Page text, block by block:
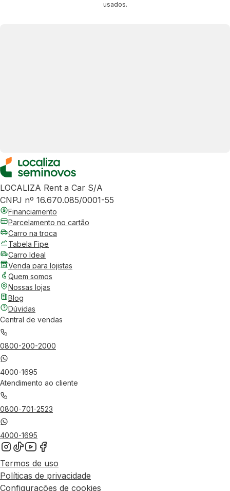
usados.
LOCALIZA Rent a Car S/A
CNPJ nº 16.670.085/0001-55
Financiamento
Parcelamento no cartão
Carro na troca
Tabela Fipe
Carro Ideal
Venda para lojistas
Quem somos
Nossas lojas
Blog
Dúvidas
Central de vendas
0800-200-2000
4000-1695
Atendimento ao cliente
0800-701-2523
4000-1695
Termos de uso
Políticas de privacidade
Configurações de cookies